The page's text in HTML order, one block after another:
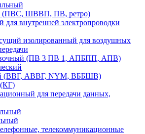
(ПВС, ШВВП, ПВ, ретро)
для внутренней электропроводки
изолированный для воздушных
(ПВ 3 ПВ 1, АПБПП, АПВ)
(ВВГ, АВВГ, NYM, ВББШВ)
(КГ)
для передачи данных,
телекоммуникационные